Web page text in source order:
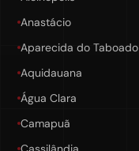
Anastácio
Aparecida do Taboado
Aquidauana
Água Clara
Camapuã